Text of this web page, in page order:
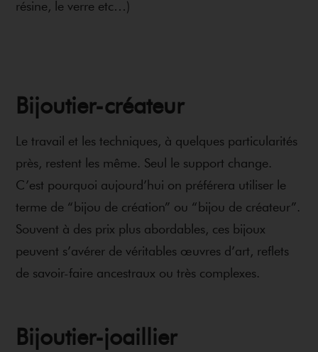
résine, le verre etc…)
Bijoutier-créateur
Le travail et les techniques, à quelques particularités
près, restent les même. Seul le support change.
C’est pourquoi aujourd’hui on préférera utiliser le
terme de “bijou de création” ou “bijou de créateur”.
Souvent à des prix plus abordables, ces bijoux
peuvent s’avérer de véritables œuvres d’art, reflets
de savoir-faire ancestraux ou très complexes.
Bijoutier-joaillier